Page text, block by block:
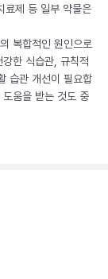
료제 등 일부 약물은
복합적인 원인으로
한 식습관, 규칙적
습관 개선이 필요합
움을 받는 것도 중